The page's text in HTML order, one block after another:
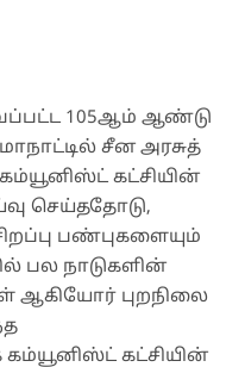
105ஆம் ஆண்டு
சீன அரசுத்
கட்சியின்
செய்ததோடு,
பண்புகளையும்
பல நாடுகளின்
ஆகியோர் புறநிலை
கட்சியின்